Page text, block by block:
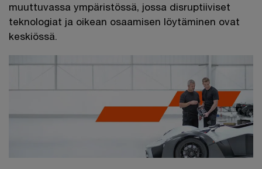
muuttuvassa ympäristössä, jossa disruptiiviset
teknologiat ja oikean osaamisen löytäminen ovat
keskiössä.